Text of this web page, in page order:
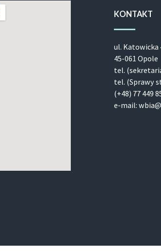
KONTAKT
ul. Ka­to­wic­ka
45-061 Opole
tel.
tel. (Sprawy
(+48) 77 449
e-mail: